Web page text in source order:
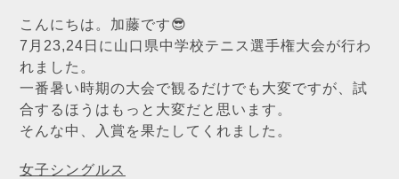
こんにちは。加藤です😎
7月23,24日に山口県中学校テニス選手権大会が行わ
れました。
一番暑い時期の大会で観るだけでも大変ですが、試
合するほうはもっと大変だと思います。
そんな中、入賞を果たしてくれました。
女子シングルス